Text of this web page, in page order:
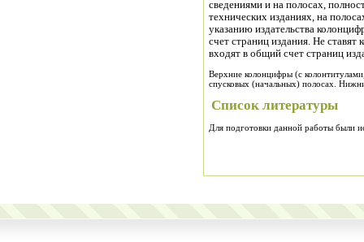
сведениями и на полосах,
технических изданиях, на
указанию издательства
счет страниц издания. Не
входят в общий счет страниц
Верхние колонцифры (с
спусковых (начальных) полосах.
Список литературы
Для подготовки данной работы были